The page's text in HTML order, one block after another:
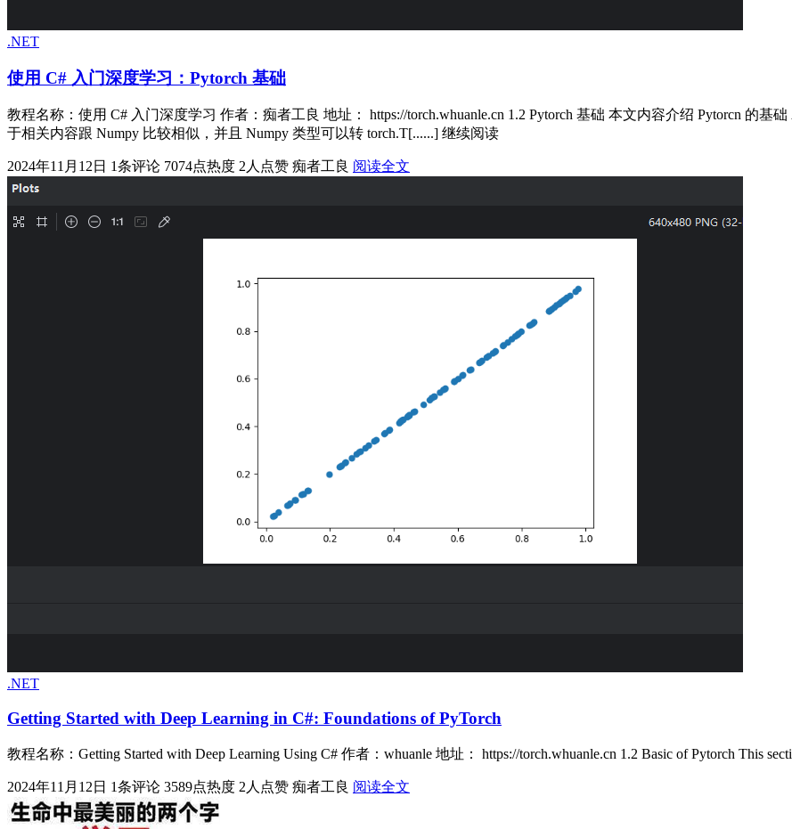
.NET
使用 C# 入门深度学习：Pytorch 基础
教程名称：使用 C# 入门深度学习 作者：痴者工良 地址： https://torch.whuanle.cn 1.2 Pytorch 基础 本文内容介绍 Pytorcn 的基
于相关内容跟 Numpy 比较相似，并且 Numpy 类型可以转 torch.T[......] 继续阅读
2024年11月12日 1条评论 7074点热度 2人点赞 痴者工良 阅读全文
.NET
Getting Started with Deep Learning in C#: Foundations of PyTorch
教程名称：Getting Started with Deep Learning Using C# 作者：whuanle 地址： https://torch.whuanle.cn 1.2 Basic of Pytorch This
2024年11月12日 1条评论 3589点热度 2人点赞 痴者工良 阅读全文